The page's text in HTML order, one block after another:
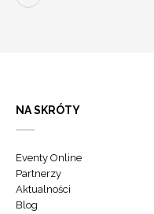
NA SKRÓTY
Eventy Online
Partnerzy
Aktualności
Blog